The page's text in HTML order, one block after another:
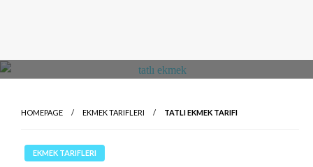
HOMEPAGE EKMEK TARIFLERI TATLI EKMEK TARIFI
EKMEK TARIFLERI